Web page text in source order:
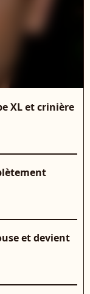
XL et crinière
et devient